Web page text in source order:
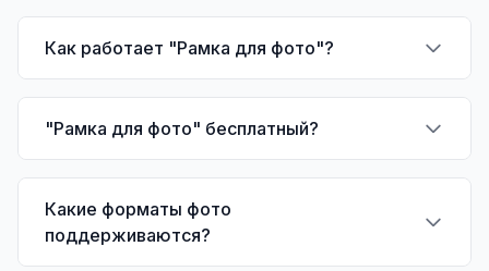
Как работает "Рамка для фото"?
"Рамка для фото" бесплатный?
Какие форматы фото
поддерживаются?